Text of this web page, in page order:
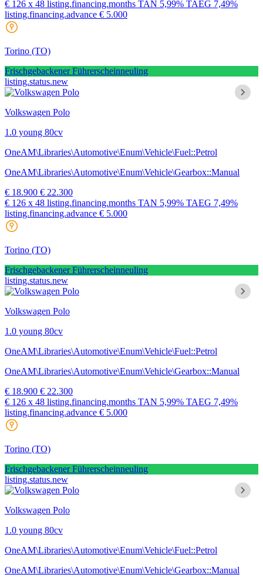
€ 126 x 48 listing.financing.months TAN 5,99% TAEG 7,49%
listing.financing.advance € 5.000
Torino (TO)
Frischgebackener Führerscheinneuling
listing.status.new
Volkswagen Polo
1.0 young 80cv
OneAM\Libraries\Automotive\Enum\Vehicle\Fuel::Petrol
OneAM\Libraries\Automotive\Enum\Vehicle\Gearbox::Manual
€ 18.900 € 22.300
€ 126 x 48 listing.financing.months TAN 5,99% TAEG 7,49%
listing.financing.advance € 5.000
Torino (TO)
Frischgebackener Führerscheinneuling
listing.status.new
Volkswagen Polo
1.0 young 80cv
OneAM\Libraries\Automotive\Enum\Vehicle\Fuel::Petrol
OneAM\Libraries\Automotive\Enum\Vehicle\Gearbox::Manual
€ 18.900 € 22.300
€ 126 x 48 listing.financing.months TAN 5,99% TAEG 7,49%
listing.financing.advance € 5.000
Torino (TO)
Frischgebackener Führerscheinneuling
listing.status.new
Volkswagen Polo
1.0 young 80cv
OneAM\Libraries\Automotive\Enum\Vehicle\Fuel::Petrol
OneAM\Libraries\Automotive\Enum\Vehicle\Gearbox::Manual